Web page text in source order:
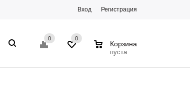
Вход Регистрация
0 0
Корзина
пуста